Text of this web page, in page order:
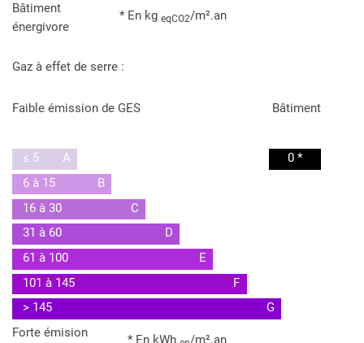
Bâtiment
énergivore
* En kgeqCO2/m².an
Gaz à effet de serre :
Faible émission de GES Bâtiment
≤ 5 A
0 *
6 à 15
B
16 à 30
C
31 à 60
D
61 à 100
E
101 à 145
F
> 145
G
Forte émision
* En kWh /m².an